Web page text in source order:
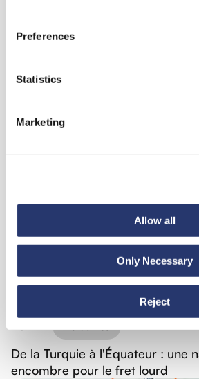
Preferences
Statistics
Marketing
Allow all
Only Necessary
Reject
Voir toutes les nouveautés
Actualités
De la Turquie à l'Équateur : une
encombre pour le fret lourd